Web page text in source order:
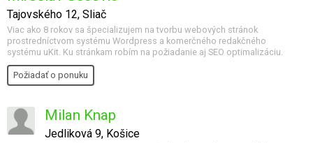
Tajovského 12, Sliač
Viac ako 8 rokov sa špecializujem na tvorbu webových stránok
prostredníctvom systému Wordpress a komerčného redakčného
systému uKit. Ku stránkam robím na požiadanie aj SEO optimalizáciu.
Požiadať o ponuku
Milan Knap
Jedliková 9, Košice